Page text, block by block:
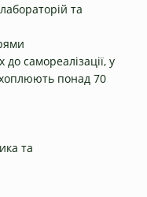
та
самореалізації, у
понад 70
та